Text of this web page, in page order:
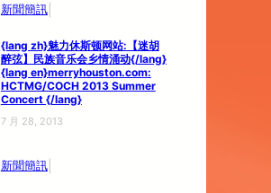
新聞簡訊|
{lang zh}魅力休斯顿网站:【迷胡
醉弦】民族音乐会乡情涌动{/lang}
{lang en}merryhouston.com:
HCTMG/COCH 2013 Summer
Concert {/lang}
7 月 28, 2013
新聞簡訊|